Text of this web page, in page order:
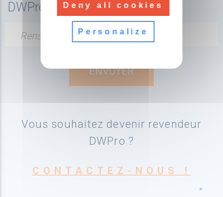
DWPro
Renseignez votre adresse email
Vous souhaitez devenir revendeur
DWPro ?
CONTACTEZ-NOUS !
Deny all cookies
Personalize